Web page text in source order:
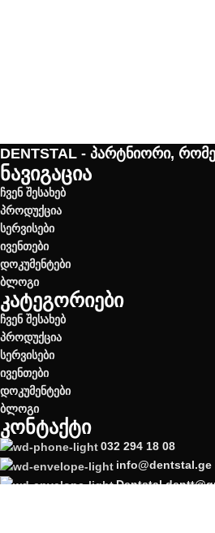
DENTSTAL - პარტნიორი,
ნავიგაცია
ჩვენ შესახებ
პროდუქცია
სერვისები
ივენთები
დოკუმენტები
ბლოგი
კატეგორიები
ჩვენ შესახებ
პროდუქცია
სერვისები
ივენთები
დოკუმენტები
ბლოგი
კონტაქტი
032 294 18 08
info@dentstal.ge